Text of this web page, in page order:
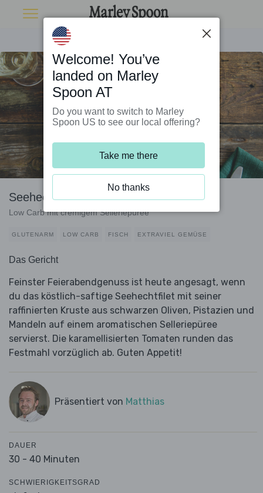
Seehecht mit Pistazien und Oliven
Low Carb mit cremigem Selleriepüree
GLUTENARM LOW CARB FISCH EXTRAVIEL GEMÜSE
Das Gericht
Feinster Feierabendgenuss ist heute angesagt, wenn
du das köstlich-saftige Seehechtfilet mit seiner
raffinierten Kruste aus schwarzen Oliven, Pistazien und
Mandeln auf einem aromatischen Selleriepüree
servierst. Die karamellisierten Tomaten runden das
Festmahl vorzüglich ab. Guten Appetit!
Präsentiert von Matthias
DAUER
30 - 40 Minuten
SCHWIERIGKEITSGRAD
Welcome! You’ve
landed on Marley
Spoon AT
Do you want to switch to Marley
Spoon US to see our local offering?
Take me there
No thanks